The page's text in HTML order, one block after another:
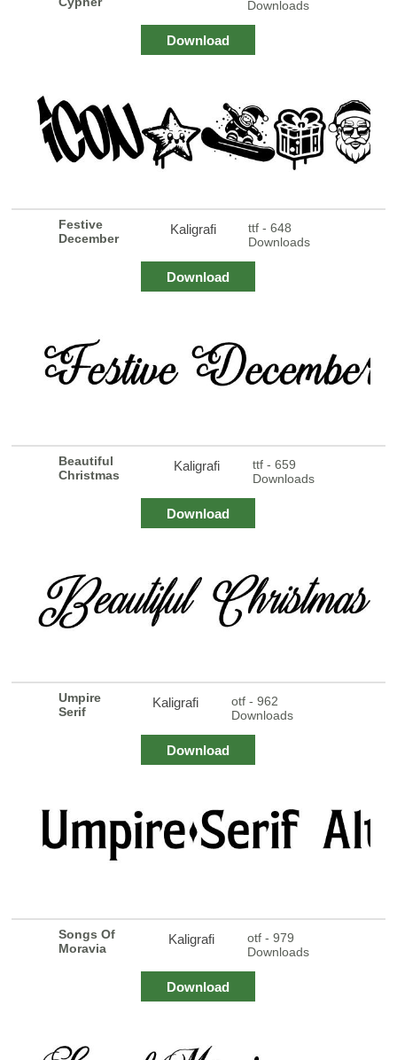
Downloads
Download
Festive
December
Kaligrafi
ttf - 648
Downloads
Download
Beautiful
Christmas
Kaligrafi
ttf - 659
Downloads
Download
Umpire
Serif
Kaligrafi
otf - 962
Downloads
Download
Songs Of
Moravia
Kaligrafi
otf - 979
Downloads
Download